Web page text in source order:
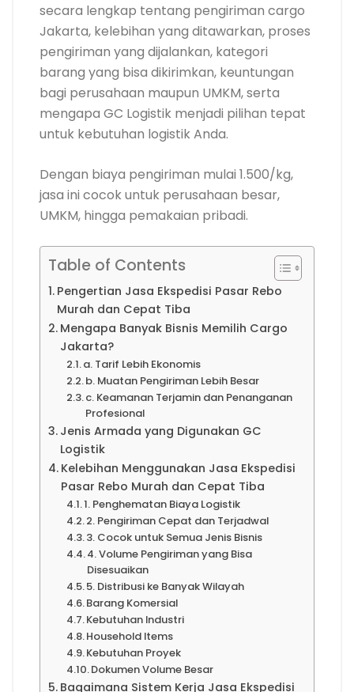
secara lengkap tentang pengiriman cargo
Jakarta, kelebihan yang ditawarkan, proses
pengiriman yang dijalankan, kategori
barang yang bisa dikirimkan, keuntungan
bagi perusahaan maupun UMKM, serta
mengapa GC Logistik menjadi pilihan tepat
untuk kebutuhan logistik Anda.
Dengan biaya pengiriman mulai 1.500/kg,
jasa ini cocok untuk perusahaan besar,
UMKM, hingga pemakaian pribadi.
Table of Contents
Pengertian Jasa Ekspedisi Pasar Rebo
Murah dan Cepat Tiba
Mengapa Banyak Bisnis Memilih Cargo
Jakarta?
a. Tarif Lebih Ekonomis
b. Muatan Pengiriman Lebih Besar
c. Keamanan Terjamin dan Penanganan
Profesional
Jenis Armada yang Digunakan GC
Logistik
Kelebihan Menggunakan Jasa Ekspedisi
Pasar Rebo Murah dan Cepat Tiba
1. Penghematan Biaya Logistik
2. Pengiriman Cepat dan Terjadwal
3. Cocok untuk Semua Jenis Bisnis
4. Volume Pengiriman yang Bisa
Disesuaikan
5. Distribusi ke Banyak Wilayah
Barang Komersial
Kebutuhan Industri
Household Items
Kebutuhan Proyek
Dokumen Volume Besar
Bagaimana Sistem Kerja Jasa Ekspedisi